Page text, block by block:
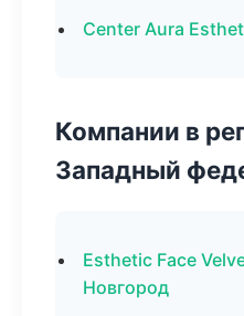
Center Aura
Компании в
Западный
Esthetic Face
Новгород